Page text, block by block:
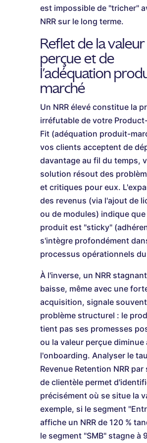
est impossible de "tricher"
NRR sur le long terme.
Reflet de la
perçue et de
l'adéquation
marché
Un NRR élevé constitue la
irréfutable de votre
Fit (adéquation produit-
vos clients acceptent de
davantage au fil du temps,
solution résout des
et critiques pour eux.
des revenus (via l'ajout de
ou de modules) indique que
produit est "sticky"
s'intègre profondément
processus opérationnels
À l'inverse, un NRR
baisse, même avec une
acquisition, signale
problème structurel : le
tient pas ses promesses
ou la valeur perçue diminue
l'onboarding. Analyser le
Revenue Retention NRR
de clientèle permet
précisément où se situe la
exemple, si le segment
affiche un NRR de 120 %
le segment "SMB" stagne à